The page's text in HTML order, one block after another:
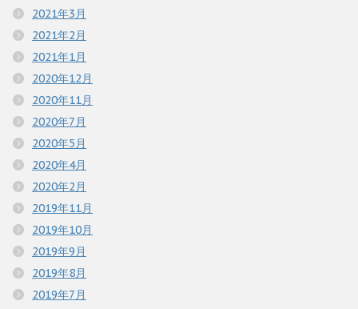
2021年3月
2021年2月
2021年1月
2020年12月
2020年11月
2020年7月
2020年5月
2020年4月
2020年2月
2019年11月
2019年10月
2019年9月
2019年8月
2019年7月